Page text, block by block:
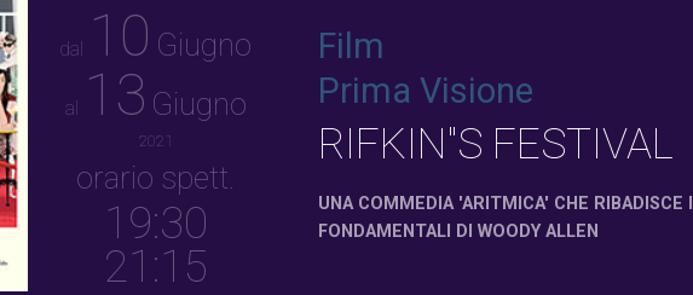
dal 10 Giugno
al 13 Giugno
2021
orario spett.
19:30
21:15
Film
Prima Visione
RIFKIN"S FESTIVAL
UNA COMMEDIA 'ARITMICA' CHE RIBADISCE I
FONDAMENTALI DI WOODY ALLEN